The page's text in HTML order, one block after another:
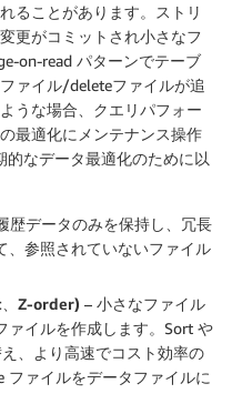
ることがあります。ストリ
更がコミットされ小さなフ
on-read パターンでテーブ
ァイル/deleteファイルが追
うな場合、クエリパフォー
最適化にメンテナンス操作
的なデータ最適化のために以
歴データのみを保持し、冗長
、参照されていないファイル
Z-order) – 小さなファイル
ァイルを作成します。Sort や
、より高速でコスト効率の
ファイルをデータファイルに